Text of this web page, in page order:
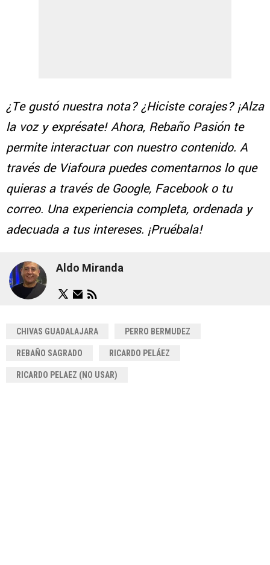
¿Te gustó nuestra nota? ¿Hiciste corajes? ¡Alza
la voz y exprésate! Ahora, Rebaño Pasión te
permite interactuar con nuestro contenido. A
través de Viafoura puedes comentarnos lo que
quieras a través de Google, Facebook o tu
correo. Una experiencia completa, ordenada y
adecuada a tus intereses. ¡Pruébala!
Aldo Miranda
CHIVAS GUADALAJARA PERRO BERMUDEZ
REBAÑO SAGRADO RICARDO PELÁEZ
RICARDO PELAEZ (NO USAR)